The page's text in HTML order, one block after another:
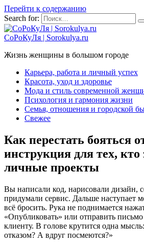
Перейти к содержанию
Search for:
СоРоКуЛя | Sorokulya.ru
Жизнь женщины в большом городе
Карьера, работа и личный успех
Красота, уход и здоровье
Мода и стиль современной
Психология и гармония жизни
Семья, отношения и городской
Свежее
Как перестать бояться
инструкция для тех, кто
личные проекты
Вы написали код, нарисовали дизайн,
придумали сервис. Дальше наступает
всё бросить. Рука не поднимается
«Опубликовать» или отправить
клиенту. В голове крутится одна
отказом? А вдруг посмеются?»